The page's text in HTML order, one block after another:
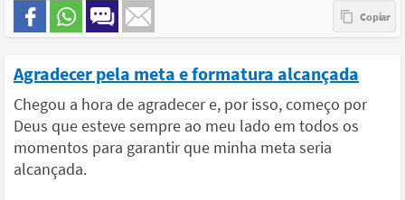
Agradecer pela meta e formatura alcançada
Chegou a hora de agradecer e, por isso, começo por
Deus que esteve sempre ao meu lado em todos os
momentos para garantir que minha meta seria
alcançada.